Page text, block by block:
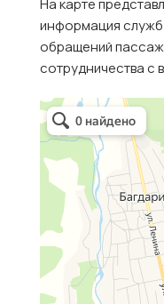
На карте
информация служб
обращений
сотрудничества с